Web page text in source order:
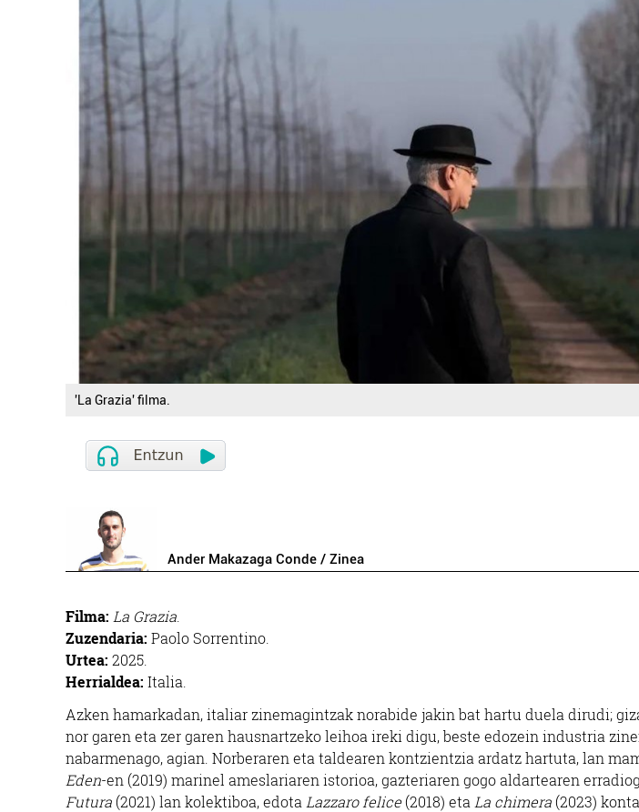
'La Grazia' filma.
Ander Makazaga Conde / Zinea
Filma: La Grazia
Zuzendaria: Paolo Sorrentino.
Urtea: 2025.
Herrialdea: Italia.
Azken hamarkadan, italiar zinemagintzak norabide jakin bat hartu duela dirudi;
nor garen eta zer garen hausnartzeko leihoa ireki digu, beste edozein industria
nabarmenago, agian. Norberaren eta taldearen kontzientzia ardatz hartuta, lan
Eden-en (2019) marinel ameslariaren istorioa, gazteriaren gogo aldartearen
Futura(2021) lan kolektiboa, edota Lazzaro felice(2018) eta La chimera(2023)